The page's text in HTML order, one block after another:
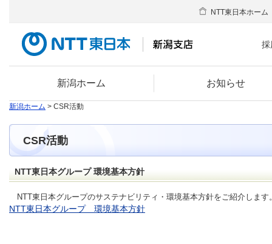
新潟ホーム お知らせ
NTT東日本ホーム
採
新潟ホーム > CSR活動
CSR活動
NTT東日本グループ 環境基本方針
NTT東日本グループのサステナビリティ・環境基本方針をご紹介します
NTT東日本グループ 環境基本方針